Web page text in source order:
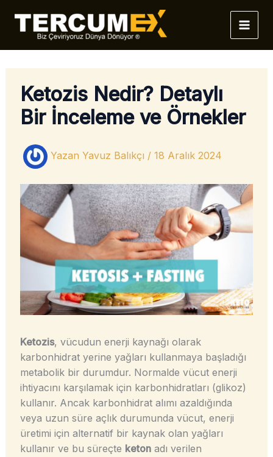
atla
Ketozis Nedir? Detaylı
Bir İnceleme ve Örnekler
Yazan Yavuz Balıkçı / 18 Aralık 2024
Ketozis, vücudun enerji kaynağı olarak
karbonhidrat yerine yağları kullanmaya başladığı
metabolik bir durumdur. Normalde vücut enerji
ihtiyacını karşılamak için karbonhidratları (glikoz)
kullanır. Ancak karbonhidrat alımı azaldığında
veya uzun süre açlık durumunda vücut, enerji
üretimi için alternatif bir kaynak olan yağları
kullanır ve bu süreçte ketonadı verilen